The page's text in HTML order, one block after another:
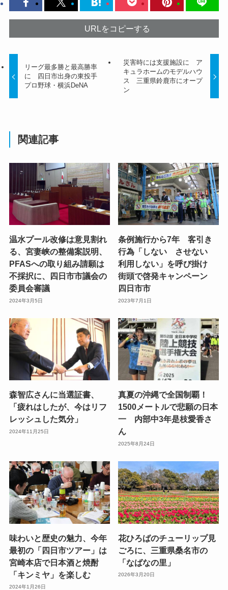
URLをコピーする
リーグ最多勝と最高勝率
に 四日市出身の東投手
プロ野球・横浜DeNA
災害時には支援施設に ア
キュラホームのモデルハウ
ス 三重県鈴鹿市にオープ
ン
関連記事
温水プール改修は意見割れ
る、宮妻峡の整備案説明、
PFASへの取り組み請願は
不採択に、四日市市議会の
委員会審議
2024年3月5日
条例施行から7年 客引き
行為「しない させない
利用しない」を呼び掛け
街頭で啓発キャンペーン
四日市市
2023年7月1日
森智広さんに当選証書、
「疲れはしたが、今はリフ
レッシュした気分」
2024年11月25日
真夏の沖縄で全国制覇！
1500メートルで悲願の日本
一 内部中3年是枝愛香さ
ん
2025年8月24日
味わいと歴史の魅力、今年
最初の「四日市ツアー」は
宮崎本店で日本酒と焼酎
「キンミヤ」を楽しむ
2024年1月26日
花ひろばのチューリップ見
ごろに、三重県桑名市の
「なばなの里」
2026年3月20日